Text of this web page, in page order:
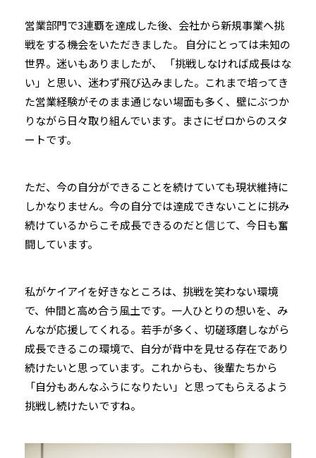
営業部門で3連覇を達成した後、会社から新規事業へ挑
戦をする機会をいただきました。 自分にとっては未知の
世界。迷いもありましたが、 「挑戦しなければ成長はな
い」と思い、迷わず飛び込みました。これまで培ってき
た営業経験がそのまま通じない場面も多く、壁にぶつか
りながら日々取り組んでいます。まさにゼロからのスタ
ートです。
ただ、今の自分ができることを続けていても現状維持に
しかなりません。今の自分では達成できないことに挑み
続けているからこそ成長できるのだと信じて、今日も奮
闘しています。
私がケイアイを好きなところは、挑戦を笑わない環境
で、仲間と高め合う風土です。一人ひとりの想いを、み
んなが応援してくれる。若手が多く、切磋琢磨しながら
成長できるこの環境で、自分が背中を見せる存在であり
続けたいと思っています。これからも、後輩たちから
「自分もあんなふうになりたい」と思ってもらえるよう
挑戦し続けたいですね。